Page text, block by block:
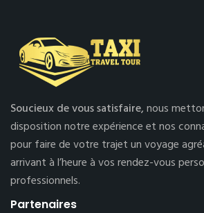
Soucieux de vous satisfaire,nous
disposition notre expérience et nos
pour faire de votre trajet un voyage
arrivant à l’heure à vos rendez-vous
professionnels.
Partenaires